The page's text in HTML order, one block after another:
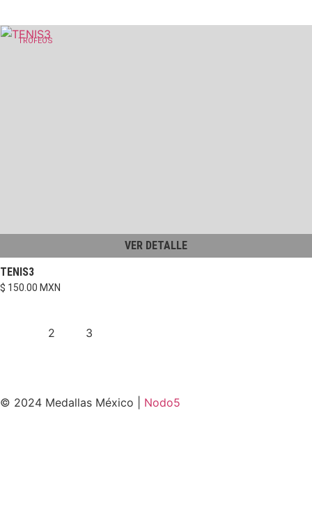
TROFEOS
VER DETALLE
TENIS3
$ 150.00 MXN
2 3
© 2024 Medallas México | Nodo5